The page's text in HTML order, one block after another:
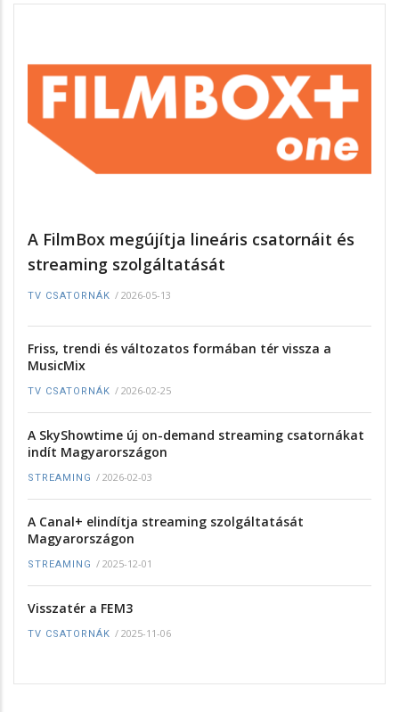
A FilmBox megújítja lineáris csatornáit és
streaming szolgáltatását
TV CSATORNÁK / 2026-05-13
Friss, trendi és változatos formában tér vissza a
MusicMix
TV CSATORNÁK / 2026-02-25
A SkyShowtime új on-demand streaming csatornákat
indít Magyarországon
STREAMING / 2026-02-03
A Canal+ elindítja streaming szolgáltatását
Magyarországon
STREAMING / 2025-12-01
Visszatér a FEM3
TV CSATORNÁK / 2025-11-06